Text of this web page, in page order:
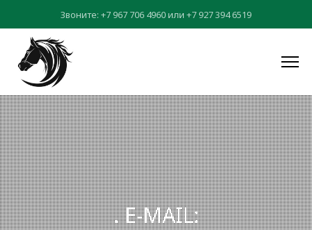
Звоните: +7 967 706 4960или +7 927 394 6519
. E-MAIL: